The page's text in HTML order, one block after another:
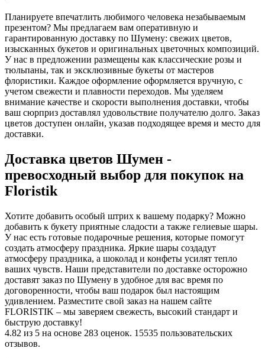
Планируете впечатлить любимого человека незабываемым
презентом? Мы предлагаем вам оперативную и
гарантированную доставку по Шумену: свежих цветов,
изысканных букетов и оригинальных цветочных композиций.
У нас в предложении размещены как классические розы и
тюльпаны, так и эксклюзивные букеты от мастеров
флористики. Каждое оформление оформляется вручную, с
учетом свежести и плавности переходов. Мы уделяем
внимание качестве и скорости выполнения доставки, чтобы
ваш сюрприз доставлял удовольствие получателю долго. Заказ
цветов доступен онлайн, указав подходящее время и место для
доставки.
Доставка цветов Шумен -
превосходный выбор для покупок на
Floristik
Хотите добавить особый штрих к вашему подарку? Можно
добавить к букету приятные сладости а также гелиевые шары.
У нас есть готовые подарочные решения, которые помогут
создать атмосферу праздника. Яркие шары создадут
атмосферу праздника, а шоколад и конфеты усилят тепло
ваших чувств. Наши представители по доставке осторожно
доставят заказ по Шумену в удобное для вас время по
договоренности, чтобы ваш подарок был настоящим
удивлением. Разместите свой заказ на нашем сайте
FLORISTIK – мы заверяем свежесть, высокий стандарт и
быструю доставку!
4.82 из 5 на основе 283 оценок. 15535 пользовательских
отзывов.